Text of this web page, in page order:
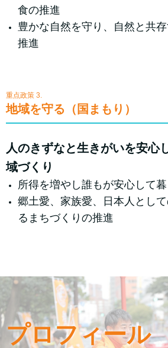
食の推進
豊かな自然を守り、自然と共
推進
重点政策 3.
地域を守る（国まもり）
人のきずなと生きがいを安心
域づくり
所得を増やし誰もが安心して
郷土愛、家族愛、日本人とし
るまちづくりの推進
プロフィール